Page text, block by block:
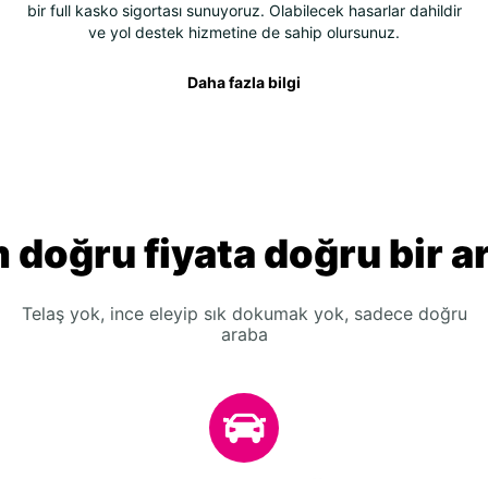
bir full kasko sigortası sunuyoruz. Olabilecek hasarlar dahildir
ve yol destek hizmetine de sahip olursunuz.
Daha fazla bilgi
doğru fiyata doğru bir
Telaş yok, ince eleyip sık dokumak yok, sadece doğru
araba